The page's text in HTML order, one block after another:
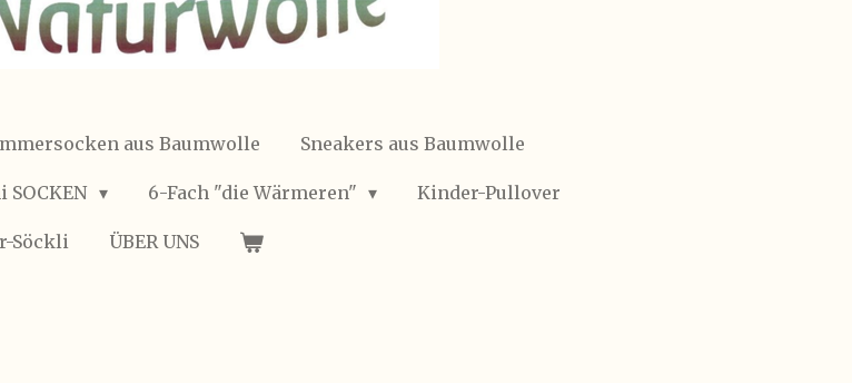
aus Baumwolle Sneakers aus Baumwolle
SOCKEN 6-Fach "die Wärmeren" Kinder-Pullover
Söckli ÜBER UNS